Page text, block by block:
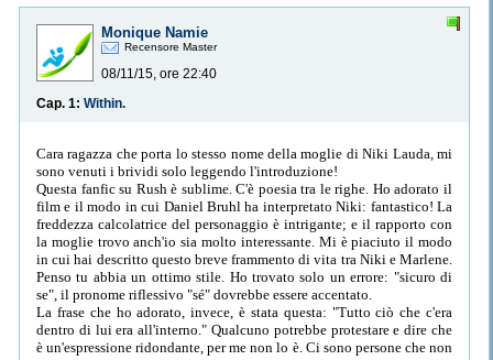
Monique Namie
Recensore Master
08/11/15, ore 22:40
Cap. 1: Within.
Cara ragazza che porta lo stesso nome della moglie di Niki Lauda, mi
sono venuti i brividi solo leggendo l'introduzione!
Questa fanfic su Rush è sublime. C'è poesia tra le righe. Ho adorato il
film e il modo in cui Daniel Bruhl ha interpretato Niki: fantastico! La
freddezza calcolatrice del personaggio è intrigante; e il rapporto con
la moglie trovo anch'io sia molto interessante. Mi è piaciuto il modo
in cui hai descritto questo breve frammento di vita tra Niki e Marlene.
Penso tu abbia un ottimo stile. Ho trovato solo un errore: "sicuro di
se", il pronome riflessivo "sé" dovrebbe essere accentato.
La frase che ho adorato, invece, è stata questa: "Tutto ciò che c'era
dentro di lui era all'interno." Qualcuno potrebbe protestare e dire che
è un'espressione ridondante, per me non lo è. Ci sono persone che non